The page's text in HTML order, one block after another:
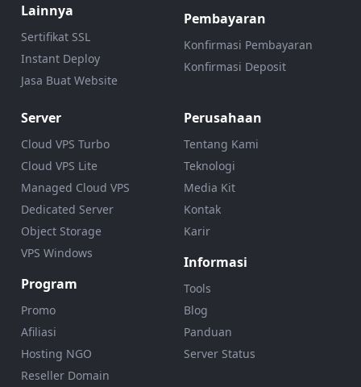
Lainnya
Sertifikat SSL
Instant Deploy
Jasa Buat Website
Pembayaran
Konfirmasi Pembayaran
Konfirmasi Deposit
Server
Cloud VPS Turbo
Cloud VPS Lite
Managed Cloud VPS
Dedicated Server
Object Storage
VPS Windows
Program
Promo
Afiliasi
Hosting NGO
Reseller Domain
Perusahaan
Tentang Kami
Teknologi
Media Kit
Kontak
Karir
Informasi
Tools
Blog
Panduan
Server Status